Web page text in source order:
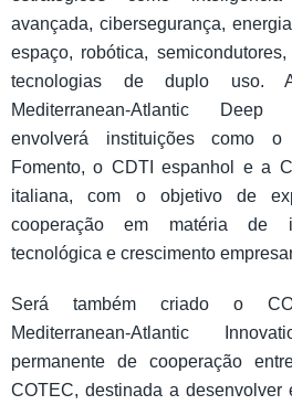
avançada, cibersegurança,
espaço, robótica,
tecnologias de duplo uso.
Mediterranean-Atlantic Deep
envolverá instituições como
Fomento, o CDTI espanhol e a
italiana, com o objetivo de
cooperação em matéria de
tecnológica e crescimento
Será também criado o
Mediterranean-Atlantic
permanente de cooperação
COTEC, destinada a desenvolver